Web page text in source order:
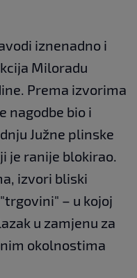
iznenadno i
Miloradu
Prema izvorima
nagodbe bio i
Južne plinske
je ranije blokirao.
izvori bliski
– u kojoj
u zamjenu za
okolnostima